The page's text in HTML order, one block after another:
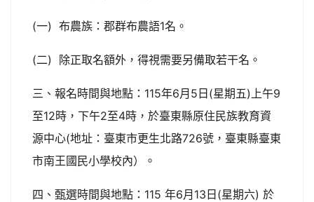
(一) 布農族：郡群布農語1名。
(二) 除正取名額外，得視需要另備取若干名。
三、報名時間與地點：115年6月5日(星期五)上午9
至12時，下午2至4時，於臺東縣原住民族教育資
源中心(地址：臺東市更生北路726號，臺東縣臺東
市南王國民小學校內）。
四、甄選時間與地點：115 年6月13日(星期六) 於